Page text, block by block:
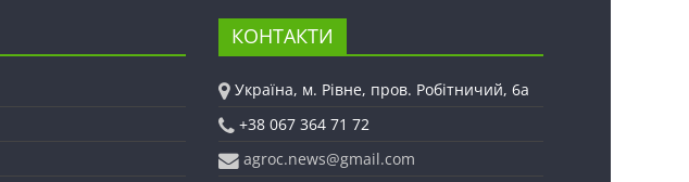
КОНТАКТИ
Україна, м. Рівне, пров. Робітничий, 6а
+38 067 364 71 72
agroc.news@gmail.com